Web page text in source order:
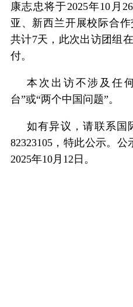
康志忠将于2025年10月
亚、新西兰开展校际合
共计7天，此次出访团组
付。
本次出访不涉及任
台”或“两个中国问题”。
如有异议，请联系国
82323105，特此公示。公
2025年10月12日。